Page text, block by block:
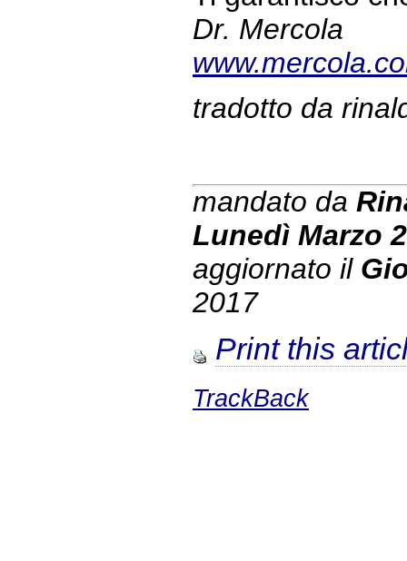
Dr. Mercola
tradotto da
mandato da
Lunedì Marzo
aggiornato il
2017
Print this
TrackBack